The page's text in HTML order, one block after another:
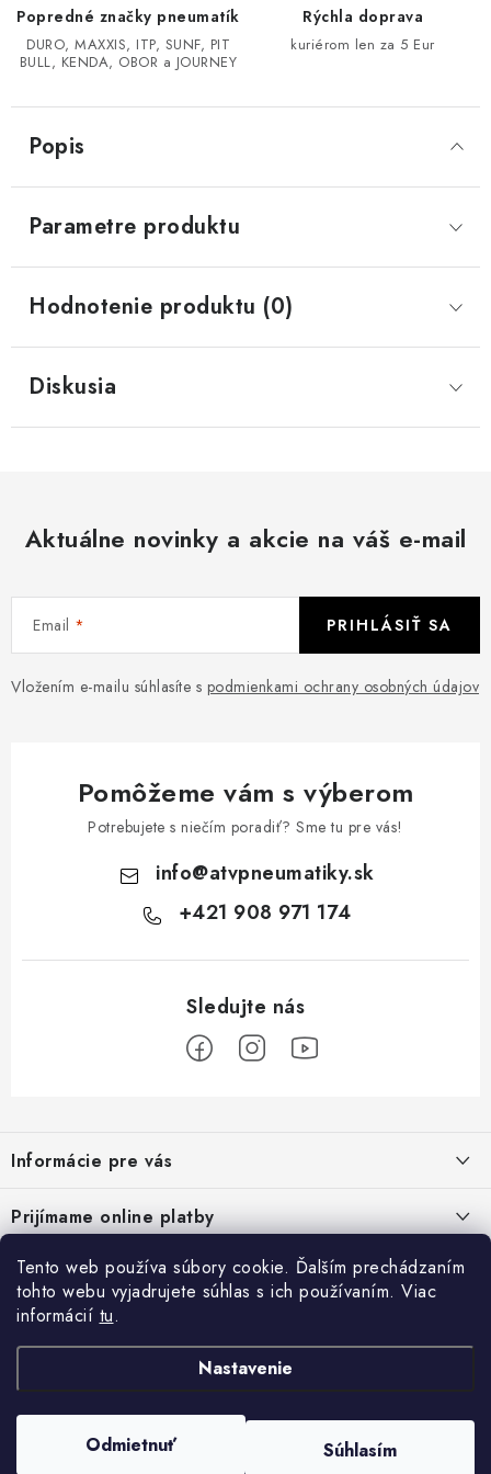
Tento web používa súbory cookie. Ďalším prechádzaním
tohto webu vyjadrujete súhlas s ich používaním. Viac
informácií tu.
Nastavenie
Odmietnuť Súhlasím
CF MOTO CFORCE X850/X1000
POLARIS SPORTSMAN RZR 1000
LINHAI 400/500/M550/650
TGB BLADE 600/1000 LT LTX
SEGWAY SNARLER AT6 AT5
Všeobecné obchodné podmienky
Popredné značky pneumatík
DURO, MAXXIS, ITP, SUNF, PIT
BULL, KENDA, OBOR a JOURNEY
Rýchla doprava
kuriérom len za 5 Eur
Popis
Parametre produktu
Hodnotenie produktu (0)
Diskusia
Aktuálne novinky a akcie na váš e-mail
Email
Vložením e-mailu súhlasíte s podmienkami ochrany osobných údajov
PRIHLÁSIŤ SA
Pomôžeme vám s výberom
Potrebujete s niečím poradiť? Sme tu pre vás!
info@atvpneumatiky.sk
+421 908 971 174
p
ä
t
Informácie pre vás
Reklamačný poriadok - formulár
Kontakt
Prijímame online platby
Prihlásenie
E-mail
Heslo
Facebook
Posledné hodnotenie produktov
Copyright 2026ATV pneumatiky . Všetky práva vyhradené.